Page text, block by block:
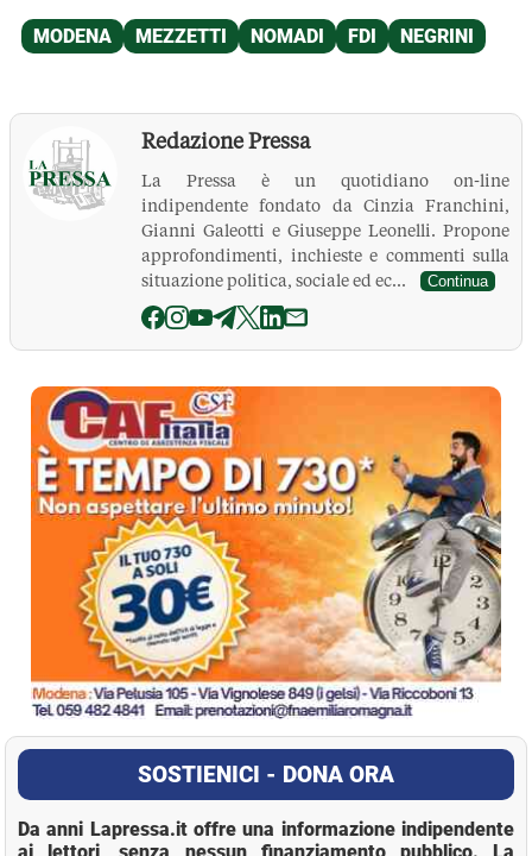
Redazione Pressa
La Pressa è un quotidiano on-line
indipendente fondato da Cinzia Franchini,
Gianni Galeotti e Giuseppe Leonelli. Propone
approfondimenti, inchieste e commenti sulla
situazione politica, sociale ed ec...
Continua
La Pressa
SOSTIENICI - DONA ORA
Da anni Lapressa.it offre una informazione indipendente
ai lettori, senza nessun finanziamento pubblico. La